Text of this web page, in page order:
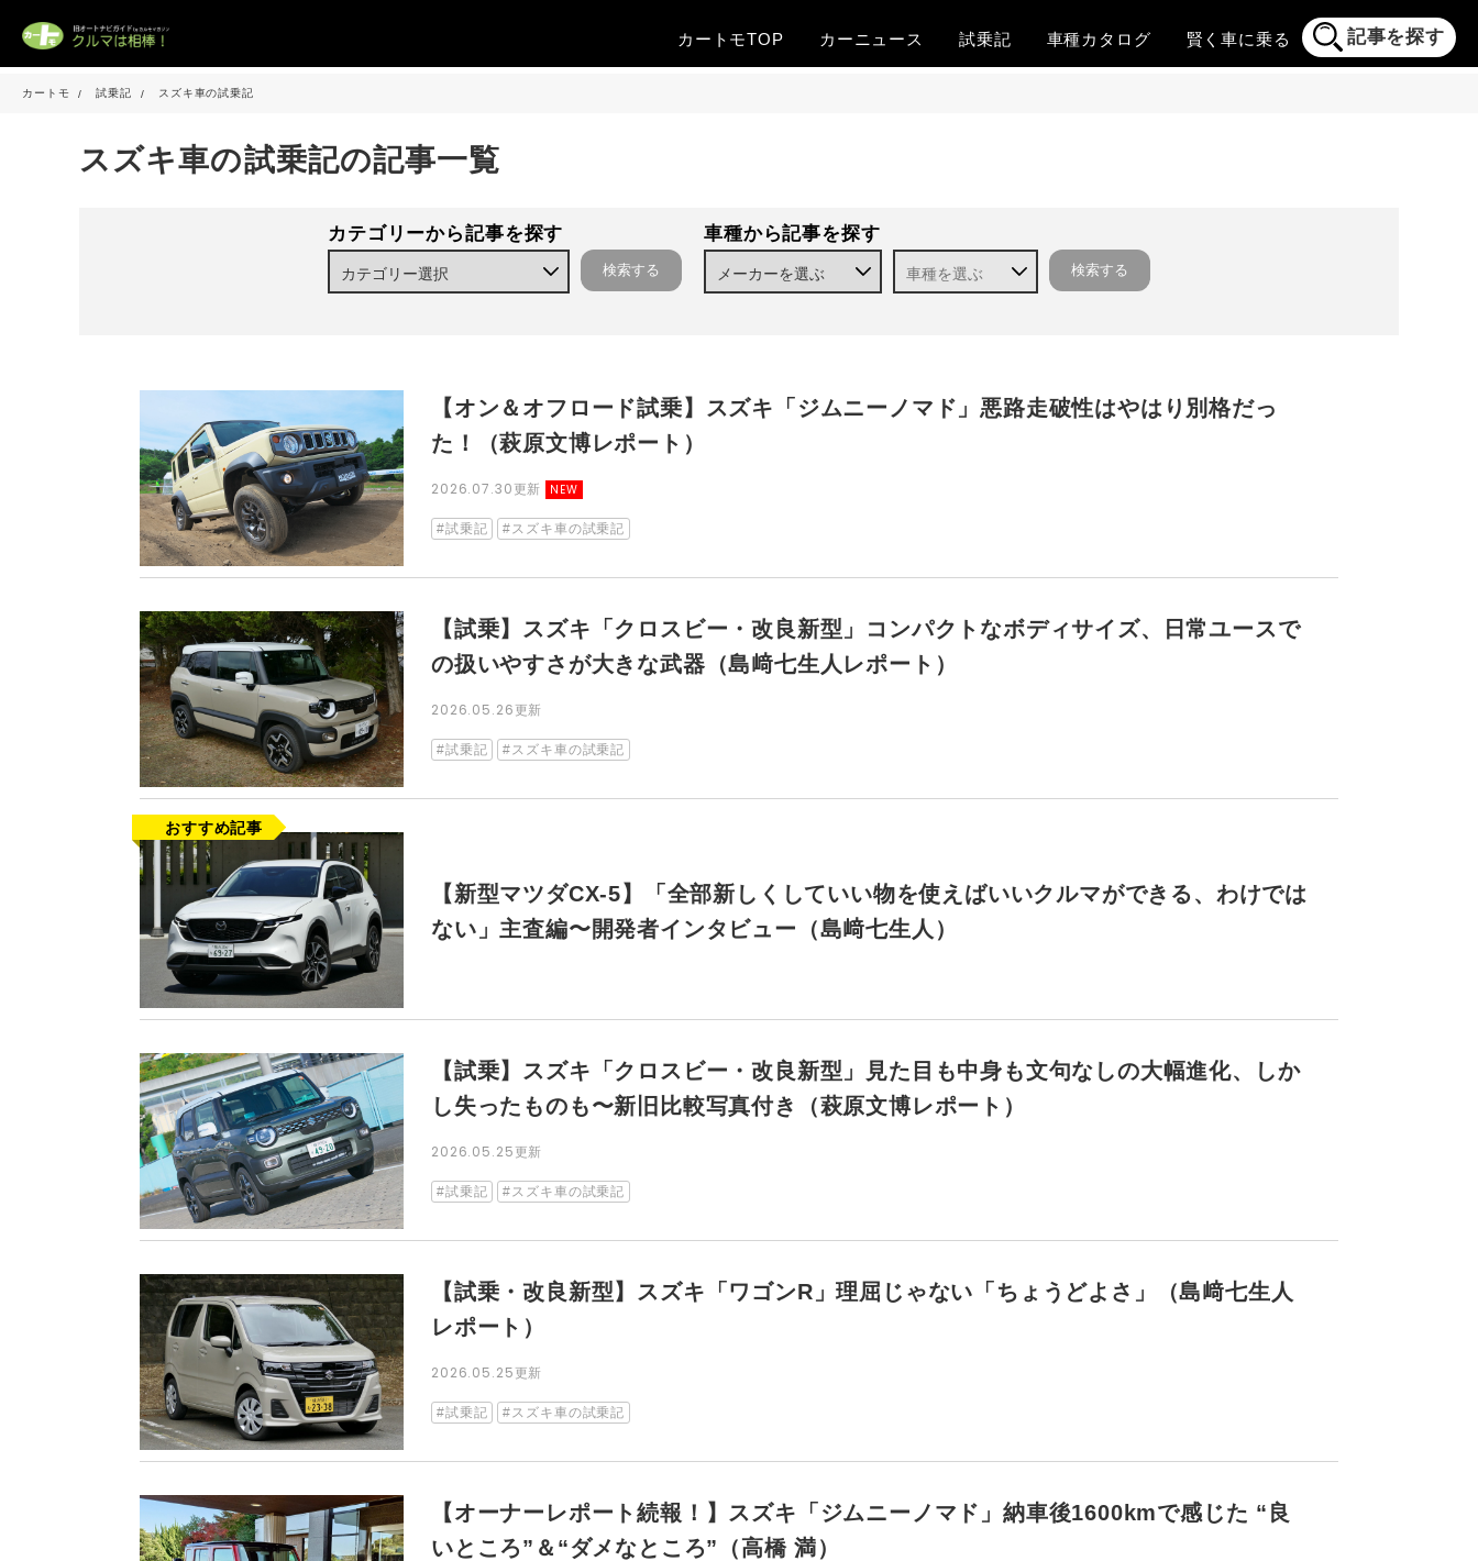
カートモTOP カーニュース 試乗記 車種カタログ 賢く車に乗る 記事を探す
カートモ 試乗記 スズキ車の試乗記
スズキ車の試乗記の記事一覧
カテゴリーから記事を探す 車種から記事を探す
【オン＆オフロード試乗】スズキ「ジムニーノマド」悪路走破性はやはり別格だっ
た！（萩原文博レポート）
2026.07.30更新 NEW
試乗記 スズキ車の試乗記
【試乗】スズキ「クロスビー・改良新型」コンパクトなボディサイズ、日常ユースで
の扱いやすさが大きな武器（島﨑七生人レポート）
2026.05.26更新
試乗記 スズキ車の試乗記
【新型マツダCX-5】「全部新しくしていい物を使えばいいクルマができる、わけでは
ない」主査編〜開発者インタビュー（島﨑七生人）
【試乗】スズキ「クロスビー・改良新型」見た目も中身も文句なしの大幅進化、しか
し失ったものも〜新旧比較写真付き（萩原文博レポート）
2026.05.25更新
試乗記 スズキ車の試乗記
【試乗・改良新型】スズキ「ワゴンR」理屈じゃない「ちょうどよさ」（島﨑七生人
レポート）
2026.05.25更新
試乗記 スズキ車の試乗記
【オーナーレポート続報！】スズキ「ジムニーノマド」納車後1600kmで感じた “良
いところ”＆“ダメなところ”（高橋 満）